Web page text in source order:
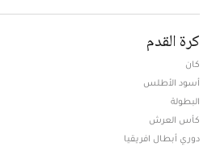
كرة القدم
كان
أسود الأطلس
البطولة
كأس العرش
دوري أبطال افريقيا